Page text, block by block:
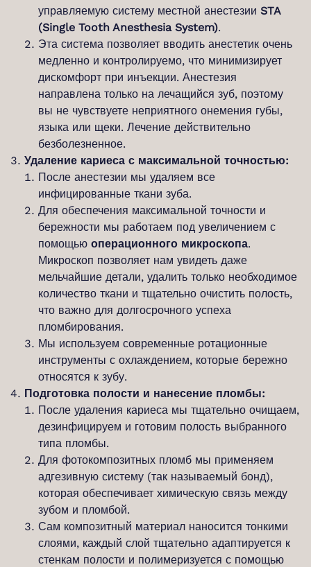
управляемую систему местной анестезии STA
(Single Tooth Anesthesia System).
Эта система позволяет вводить анестетик очень
медленно и контролируемо, что минимизирует
дискомфорт при инъекции. Анестезия
направлена только на лечащийся зуб, поэтому
вы не чувствуете неприятного онемения губы,
языка или щеки. Лечение действительно
безболезненное.
Удаление кариеса с максимальной точностью:
После анестезии мы удаляем все
инфицированные ткани зуба.
Для обеспечения максимальной точности и
бережности мы работаем под увеличением с
помощью операционного микроскопа.
Микроскоп позволяет нам увидеть даже
мельчайшие детали, удалить только необходимое
количество ткани и тщательно очистить полость,
что важно для долгосрочного успеха
пломбирования.
Мы используем современные ротационные
инструменты с охлаждением, которые бережно
относятся к зубу.
Подготовка полости и нанесение пломбы:
После удаления кариеса мы тщательно очищаем,
дезинфицируем и готовим полость выбранного
типа пломбы.
Для фотокомпозитных пломб мы применяем
адгезивную систему (так называемый бонд),
которая обеспечивает химическую связь между
зубом и пломбой.
Сам композитный материал наносится тонкими
слоями, каждый слой тщательно адаптируется к
стенкам полости и полимеризуется с помощью